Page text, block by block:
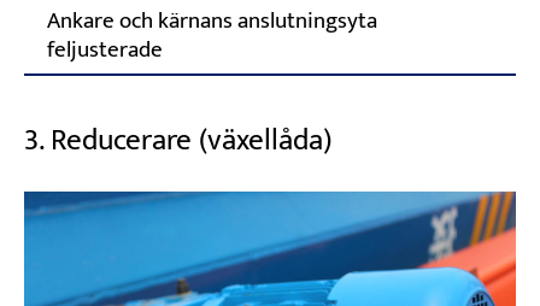
Ankare och kärnans anslutningsyta
feljusterade
3. Reducerare (växellåda)